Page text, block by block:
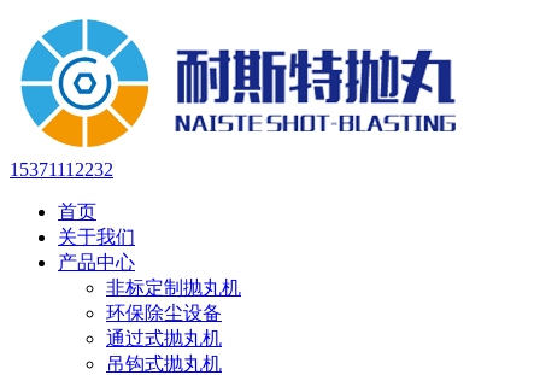
15371112232
首页
关于我们
产品中心
非标定制抛丸机
环保除尘设备
通过式抛丸机
吊钩式抛丸机